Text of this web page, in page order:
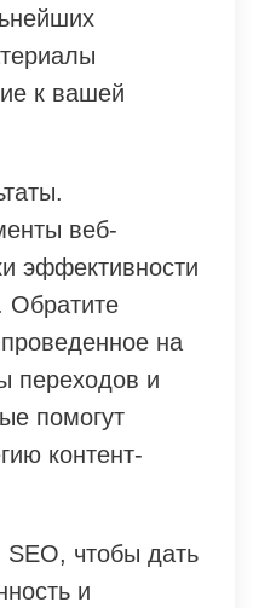
к вашей
веб-
эффективности
Обратите
на
переходов и
помогут
контент-
SEO, чтобы дать
и